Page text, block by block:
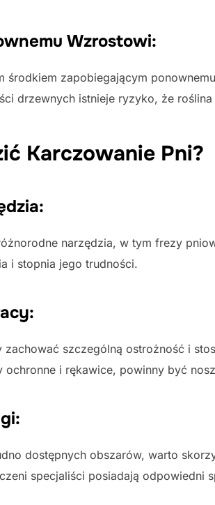
Wzrostowi:
środkiem zapobiegającym
drzewnych istnieje ryzyko, że
Karczowanie Pni?
narzędzia, w tym frezy
i stopnia jego trudności.
zachować szczególną ostrożność i
ochronne i rękawice, powinny być
dostępnych obszarów, warto
specjaliści posiadają odpowiedni